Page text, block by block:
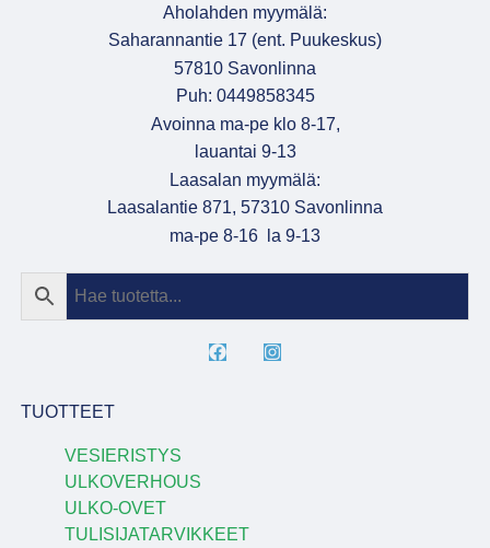
Aholahden myymälä:
Saharannantie 17 (ent. Puukeskus)
57810 Savonlinna
Puh: 0449858345
Avoinna ma-pe klo 8-17,
lauantai 9-13
Laasalan myymälä:
Laasalantie 871, 57310 Savonlinna
ma-pe 8-16 la 9-13
TUOTTEET
VESIERISTYS
ULKOVERHOUS
ULKO-OVET
TULISIJATARVIKKEET